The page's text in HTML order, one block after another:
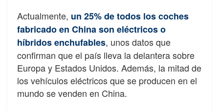
Actualmente, un 25% de todos los coches
fabricado en China son eléctricos o
híbridos enchufables, unos datos que
confirman que el país lleva la delantera sobre
Europa y Estados Unidos. Además, la mitad de
los vehículos eléctricos que se producen en el
mundo se venden en China.